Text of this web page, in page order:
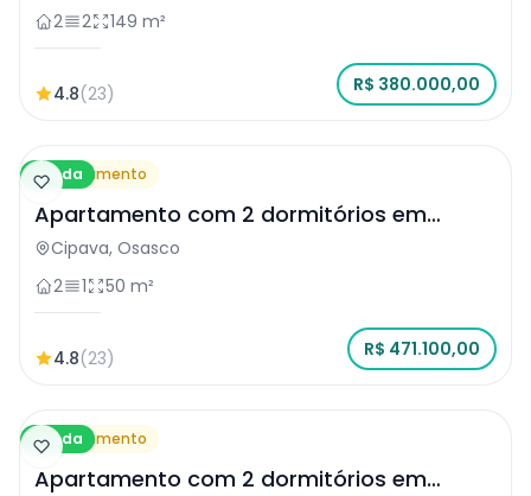
2
2 149 m²
4.8(23) R$ 380.000,00
Venda
Apartamento
Apartamento com 2 dormitórios em
Osasco
Cipava, Osasco
2
1 50 m²
4.8(23) R$ 471.100,00
Venda
Apartamento
Apartamento com 2 dormitórios em